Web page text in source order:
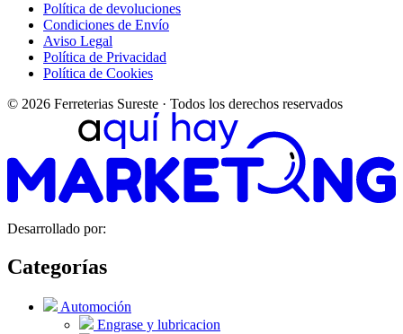
Política de devoluciones
Condiciones de Envío
Aviso Legal
Política de Privacidad
Política de Cookies
© 2026 Ferreterias Sureste · Todos los derechos reservados
Desarrollado por:
Categorías
Automoción
Engrase y lubricacion